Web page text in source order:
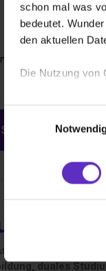
schon mal was
bedeutet.
den aktuellen
Die Nutzung von
Wir verwenden
Webseite
(„Statistiken“),
Partner führen
zu. . In diesem
Einwilligungsauswahl
2
eines der führenden
duales